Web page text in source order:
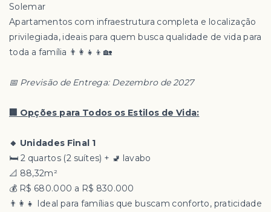
Solemar
Apartamentos com infraestrutura completa e localização
privilegiada, ideais para quem busca qualidade de vida para
toda a família 👨‍👩‍👧‍👦🏡
📅 Previsão de Entrega: Dezembro de 2027
🏢 Opções para Todos os Estilos de Vida:
🔸 Unidades Final 1
🛏️ 2 quartos (2 suítes) + 🚽 lavabo
📐 88,32m²
💰 R$ 680.000 a R$ 830.000
👨‍👩‍👧 Ideal para famílias que buscam conforto, praticidade